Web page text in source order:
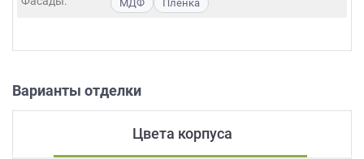
МДФ Пленка
Варианты отделки
Цвета корпуса